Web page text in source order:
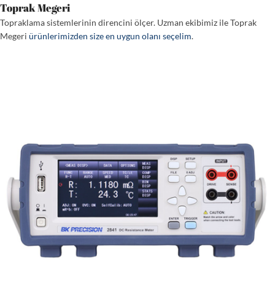
Toprak Megeri
Topraklama sistemlerinin direncini ölçer. Uzman ekibimiz ile Toprak
Megeri ürünlerimizden size en uygun olanı seçelim.